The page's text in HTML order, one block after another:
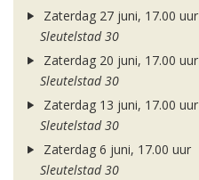
Zaterdag 27 juni, 17.00 uur
Sleutelstad 30
Zaterdag 20 juni, 17.00 uur
Sleutelstad 30
Zaterdag 13 juni, 17.00 uur
Sleutelstad 30
Zaterdag 6 juni, 17.00 uur
Sleutelstad 30